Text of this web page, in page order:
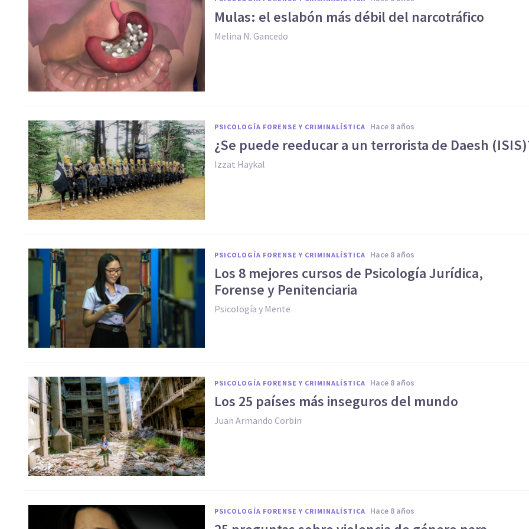
Mulas: el eslabón más débil del narcotráfico
Melina N. Gancedo
PSICOLOGÍA FORENSE Y CRIMINALÍSTICA hace 8 años
​¿Se puede reeducar a un terrorista de Daesh
Izzat Haykal
PSICOLOGÍA FORENSE Y CRIMINALÍSTICA hace 8 años
Los 8 mejores cursos de Psicología Jurídica,
Forense y Penitenciaria
Psicología y Mente
PSICOLOGÍA FORENSE Y CRIMINALÍSTICA hace 8 años
Los 25 países más inseguros del mundo
Juan Armando Corbin
PSICOLOGÍA FORENSE Y CRIMINALÍSTICA hace 8 años